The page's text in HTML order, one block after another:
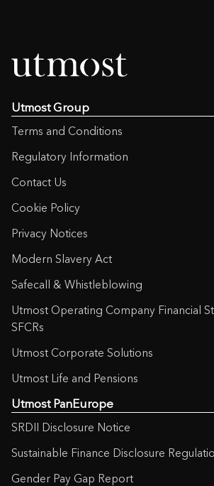
Utmost Group
Terms and Conditions
Regulatory Information
Contact Us
Cookie Policy
Privacy Notices
Modern Slavery Act
Safecall & Whistleblowing
Utmost Operating Company Financial
SFCRs
Utmost Corporate Solutions
Utmost Life and Pensions
Utmost PanEurope
SRDII Disclosure Notice
Sustainable Finance Disclosure
Gender Pay Gap Report